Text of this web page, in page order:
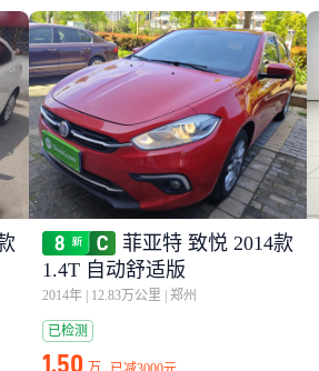
菲亚特 致悦 2014款
1.4T 自动舒适版
2014年 12.83万公里 郑州
已检测
1.50 万